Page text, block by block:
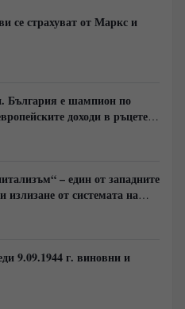
се страхуват от Маркс и
България е шампион по
доходи в ръцете
надминава и САЩ
– един от западните
излизане от системата на
9.09.1944 г. виновни и